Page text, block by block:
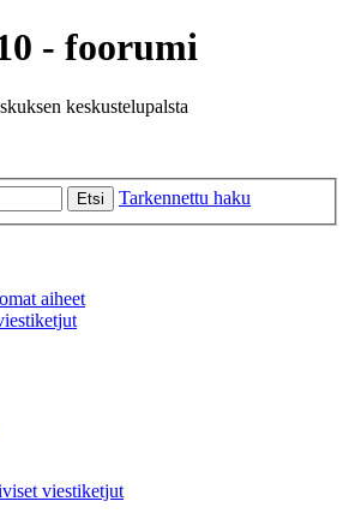
- foorumi
keskustelupalsta
Etsi Tarkennettu haku
aiheet
viestiketjut